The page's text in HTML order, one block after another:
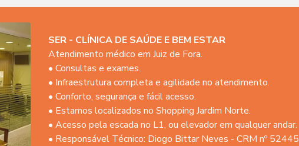
SER - CLÍNICA DE SAÚDE E BEM ESTAR
Atendimento médico em Juiz de Fora.
• Consultas e exames.
• Infraestrutura completa e agilidade no atendimento.
• Conforto, segurança e fácil acesso.
• Estamos localizados no Shopping Jardim Norte.
• Acesso pela escada no L1, ou elevador em qualquer andar.
• Responsável Técnico: Diogo Bittar Neves - CRM nº 52445